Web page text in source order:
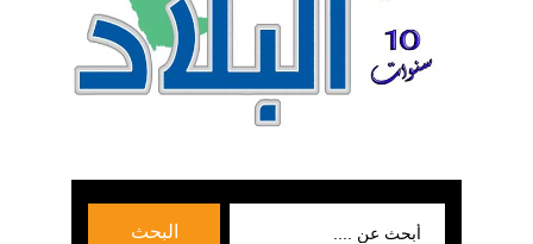
البحث